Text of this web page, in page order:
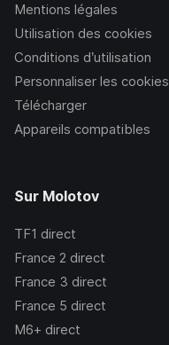
Mentions légales
Utilisation des cookies
Conditions d’utilisation
Personnaliser les cookies
Télécharger
Appareils compatibles
Sur Molotov
TF1 direct
France 2 direct
France 3 direct
France 5 direct
M6+ direct